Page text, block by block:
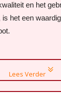
en het
het een
Lees Verder